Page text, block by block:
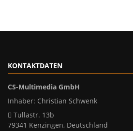
KONTAKTDATEN
CS-Multimedia GmbH
Inhaber: Christian Schwenk
Tullastr. 13b
79341 Kenzingen, Deutschland